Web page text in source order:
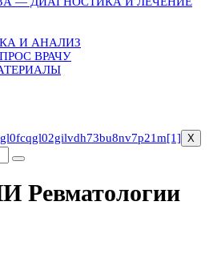
И АНАЛИЗ
ВРАЧУ
X
Ревматологии